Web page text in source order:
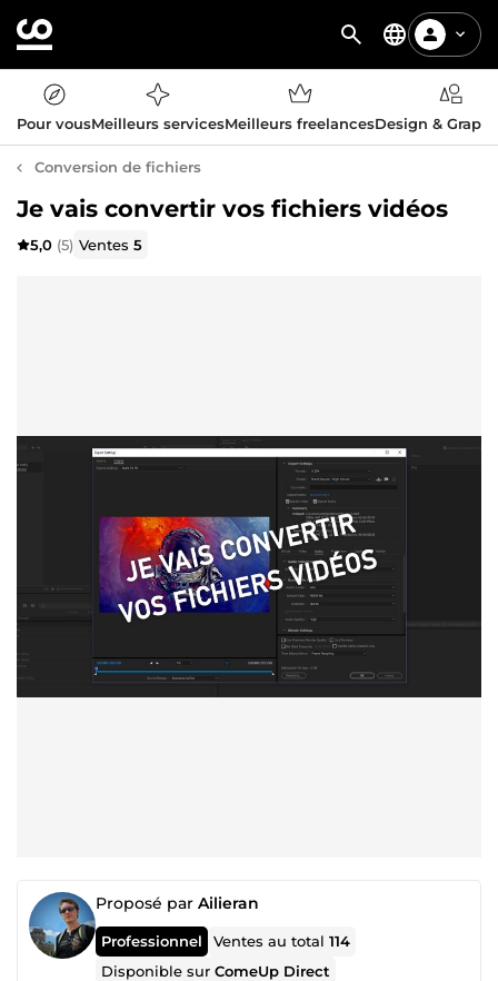
Pour vousMeilleurs servicesMeilleurs freelancesDesign &
Conversion de fichiers
Je vais convertir vos fichiers vidéos
5,0 (5) Ventes5
Proposé par Ailieran
Professionnel Ventes au total114
Disponible surComeUp Direct